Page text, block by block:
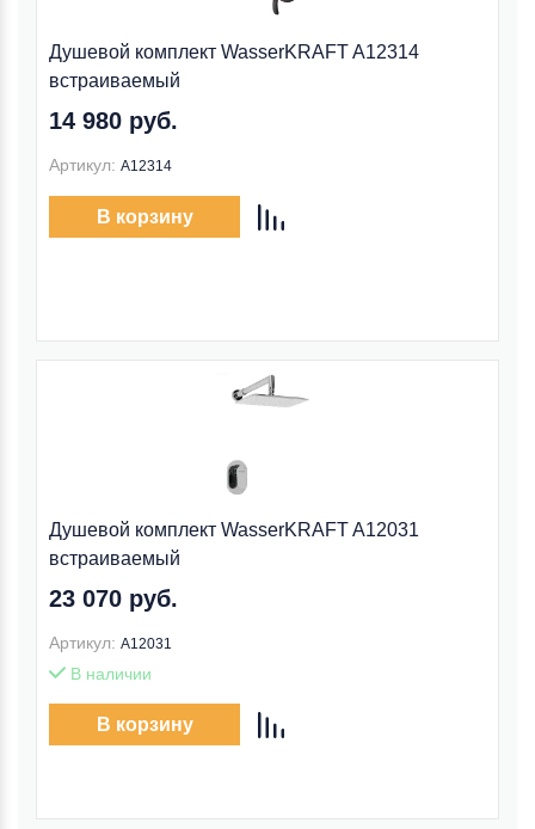
Душевой комплект WasserKRAFT A12314
встраиваемый
14 980 руб.
Артикул: A12314
В корзину
Душевой комплект WasserKRAFT A12031
встраиваемый
23 070 руб.
Артикул: A12031
В наличии
В корзину